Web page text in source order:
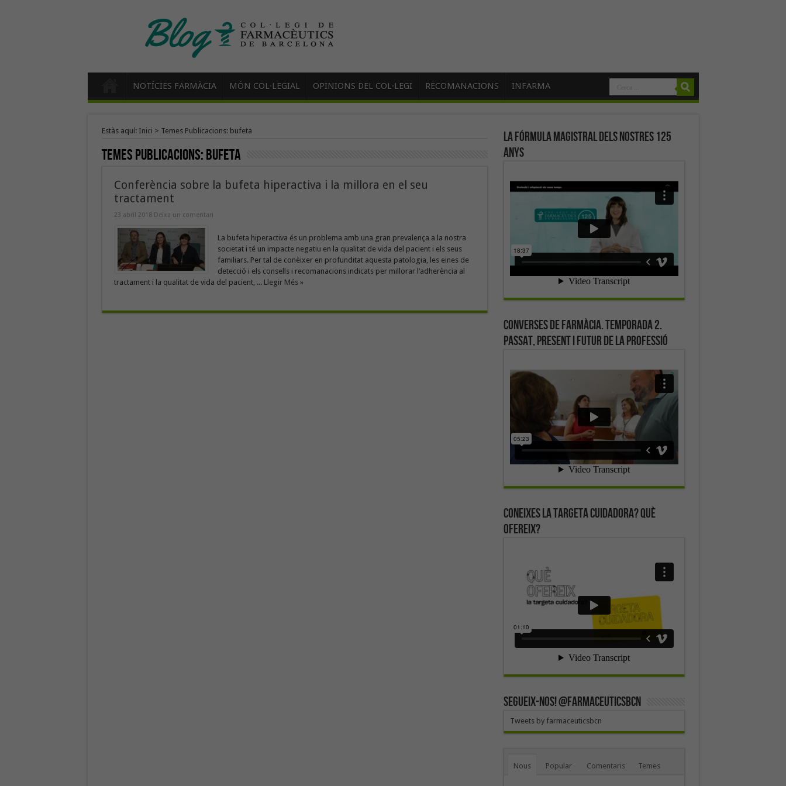
NOTÍCIES FARMÀCIA MÓN COL·LEGIAL OPINIONS DEL COL·LEGI RECOMANACIONS INFARMA
Estàs aquí: Inici > Temes Publicacions: bufeta
Temes Publicacions:bufeta
Conferència sobre la bufeta hiperactiva i la millora en el seu
tractament
23 abril 2018 Deixa un comentari
La bufeta hiperactiva és un problema amb una gran prevalença a la nostra
societat i té un impacte negatiu en la qualitat de vida del pacient i els seus
familiars. Per tal de conèixer en profunditat aquesta patologia, les eines de
detecció i els consells i recomanacions indicats per millorar l’adherència al
tractament i la qualitat de vida del pacient, ... Llegir Més »
La fórmula magistral dels nostres 125
anys
Converses de farmàcia. Temporada 2.
Passat, present i futur de la professió
Coneixes la targeta cuidadora? Què
ofereix?
SEGUEIX-NOS! @farmaceuticsbcn
Tweets by farmaceuticsbcn
Nous Popular Comentaris Temes